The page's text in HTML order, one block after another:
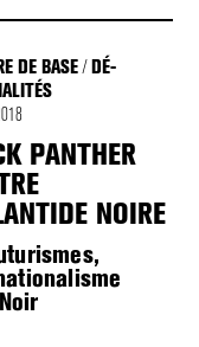
DE BASE/ DÉ-
PANTHER
NOIRE